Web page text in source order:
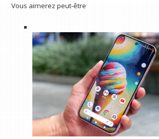
Vous aimerez peut-être